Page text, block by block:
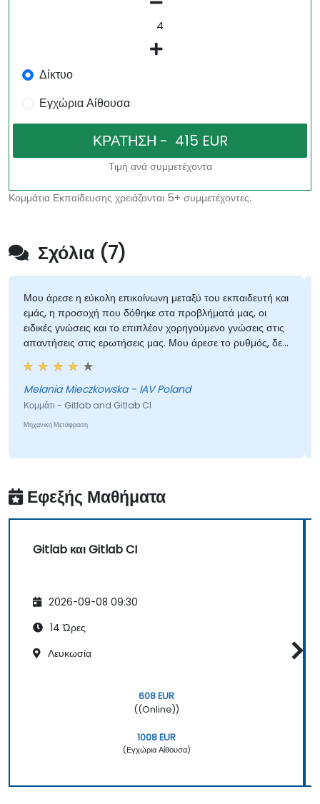
Δίκτυο
Εγχώρια Αίθουσα
Τιμή ανά συμμετέχοντα
Κομμάτια Εκπαίδευσης χρειάζονται 5+ συμμετέχοντες.
Σχόλια (7)
Μου άρεσε η εύκολη επικοίνωνη μεταξύ του εκπαιδευτή και
εμάς, η προσοχή που δόθηκε στα προβλήματά μας, οι
ειδικές γνώσεις και το επιπλέον χορηγούμενο γνώσεις στις
απαντήσεις στις ερωτήσεις μας. Μου άρεσε το ρυθμός, δεν
φάνηκε ποτέ σπουδαιό, ακόμη και με τα τεχνικά
προβλήματα. Κάθε θέμα εξετάστηκε ορθά.
Melania Mieczkowska - IAV Poland
Κομμάτι - Gitlab and Gitlab CI
Μηχανική Μετάφραση
Εφεξής Μαθήματα
Gitlab και Gitlab CI
2026-09-08 09:30
14 Ώρες
Λευκωσία
608 EUR
((Online))
1008 EUR
(Εγχώρια Αίθουσα)